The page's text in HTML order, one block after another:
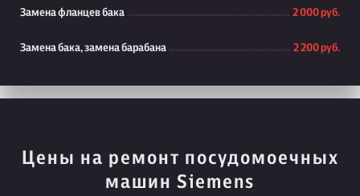
Замена фланцев бака 2 000 руб.
Замена бака, замена барабана 2 200 руб.
Цены на ремонт посудомоечных
машин Siemens